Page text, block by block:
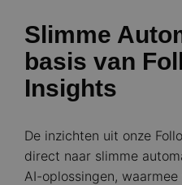
Slimme
basis van
Insights
De inzichten uit onze
direct naar slimme
AI-oplossingen,